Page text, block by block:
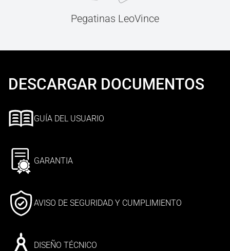
Pegatinas LeoVince
DESCARGAR DOCUMENTOS
GUÍA DEL USUARIO
GARANTIA
AVISO DE SEGURIDAD Y CUMPLIMIENTO
DISEÑO TÉCNICO